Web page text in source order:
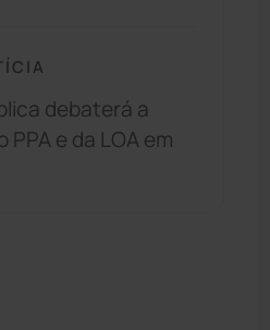
debaterá a
e da LOA em